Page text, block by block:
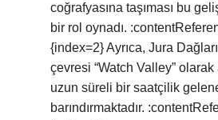
coğrafyasına taşıması bu
bir rol oynadı.
{index=2} Ayrıca, Jura
çevresi “Watch Valley” olarak
uzun süreli bir saatçilik
barındırmaktadır.